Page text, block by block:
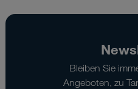
Bleiben Sie
Angeboten, zu